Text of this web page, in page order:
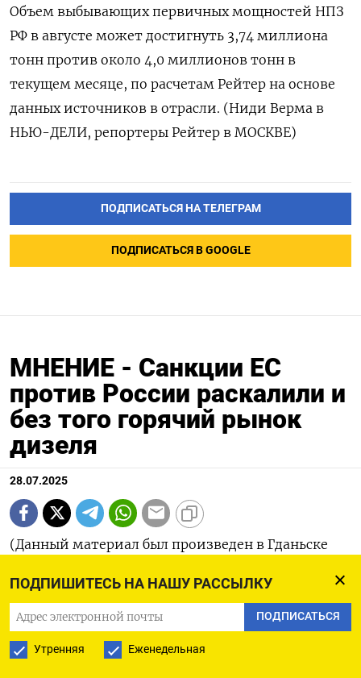
ПОДПИШИТЕСЬ НА НАШУ РАССЫЛКУ
ПОДПИСАТЬСЯ
Утренняя Еженедельная
Объем выбывающих первичных мощностей НПЗ
РФ в августе может достигнуть 3,74 миллиона
тонн против около 4,0 миллионов тонн в
текущем месяце, по расчетам Рейтер на основе
данных источников в отрасли. (Ниди Верма в
НЬЮ-ДЕЛИ, репортеры Рейтер в МОСКВЕ)
ПОДПИСАТЬСЯ НА ТЕЛЕГРАМ
ПОДПИСАТЬСЯ В GOOGLE
МНЕНИЕ - Санкции ЕС
против России раскалили и
без того горячий рынок
дизеля
28.07.2025
(Данный материал был произведен в Гданьске
законодательство ограничивает освещение
специальной военной операции РФ в Украине)
ЛОНДОН, 28 июл (Рейтер) - Новые санкции